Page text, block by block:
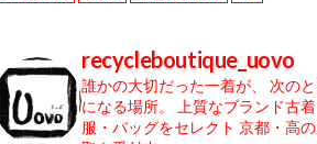
recycleboutique_uovo
誰かの大切だった一着が、
次の
になる場所。
上質なブランド古
服・バッグをセレクト 京都・高